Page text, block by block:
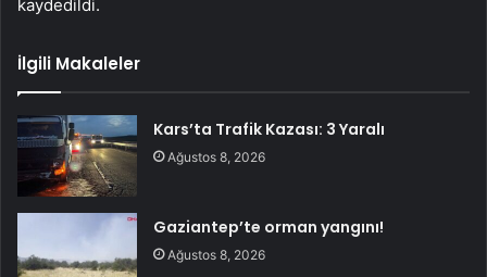
kaydedildi.
İlgili Makaleler
Kars’ta Trafik Kazası: 3 Yaralı
Ağustos 8, 2026
Gaziantep’te orman yangını!
Ağustos 8, 2026